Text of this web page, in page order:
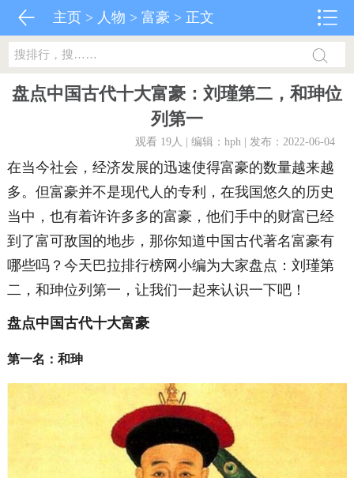
主页 > 人物 >富豪 > 正文
盘点中国古代十大富豪：刘瑾第二，和珅位
列第一
观看 19人 | 编辑：hph | 发布：2022-06-04
在当今社会，经济发展的迅速使得富豪的数量越来越
多。但富豪并不是现代人的专利，在我国悠久的历史
当中，也有着许许多多的富豪，他们手中的财富已经
到了富可敌国的地步，那你知道中国古代著名富豪有
哪些吗？今天巴拉排行榜网小编为大家盘点：刘瑾第
二，和珅位列第一，让我们一起来认识一下吧！
盘点中国古代十大富豪
第一名：和珅